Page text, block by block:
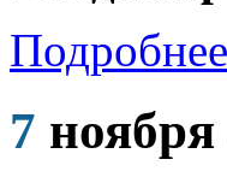
7 ноября